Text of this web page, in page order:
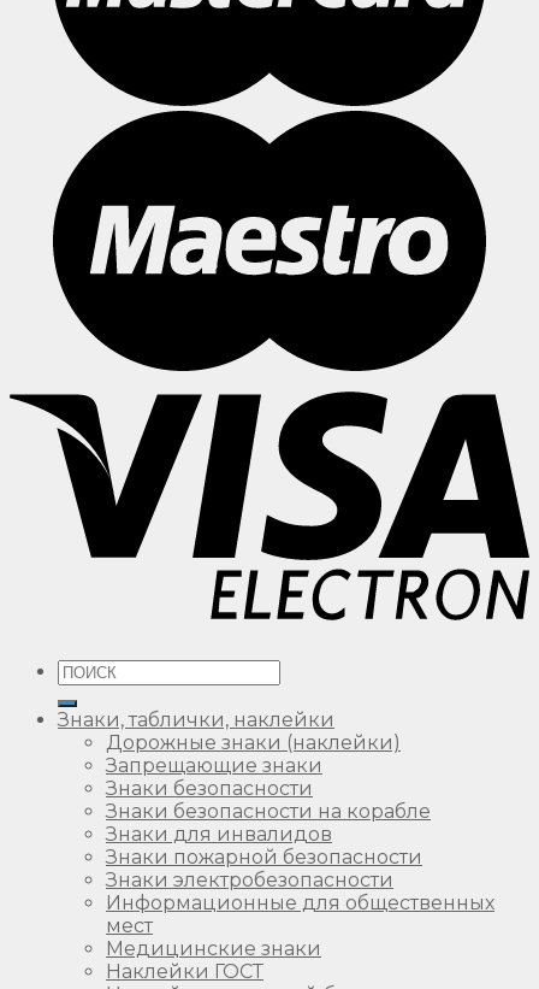
Искать:
Знаки, таблички, наклейки
Дорожные знаки (наклейки)
Запрещающие знаки
Знаки безопасности
Знаки безопасности на корабле
Знаки для инвалидов
Знаки пожарной безопасности
Знаки электробезопасности
Информационные для общественных
мест
Медицинские знаки
Наклейки ГОСТ